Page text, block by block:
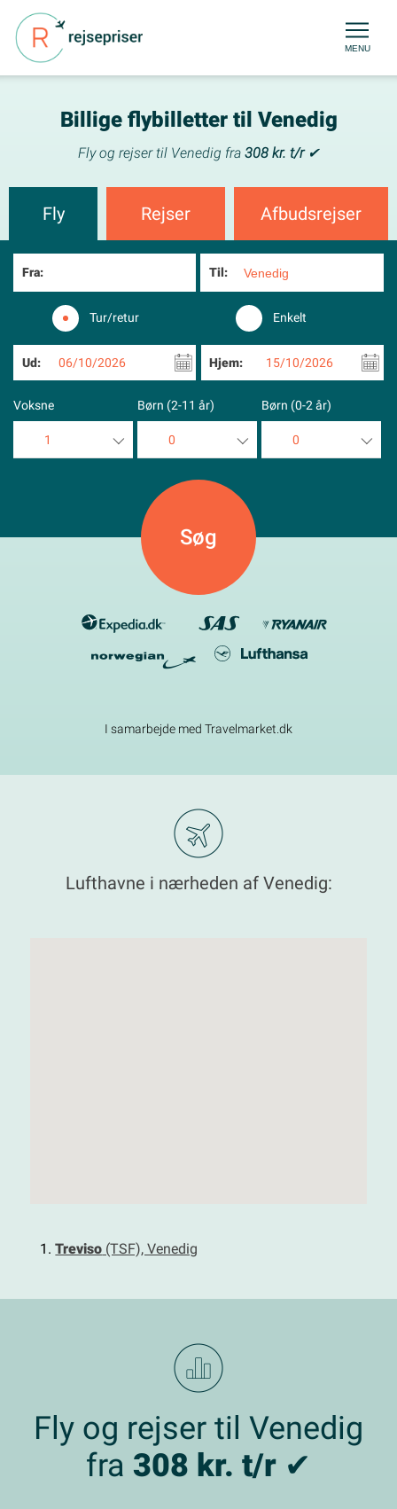
MENU
Billige flybilletter til Venedig
Fly og rejser til Venedig fra 308 kr. t/r✔
Fly Rejser Afbudsrejser
Fra: Til:
Tur/retur Enkelt
Ud: 06/10/2026 Hjem: 15/10/2026
Voksne
1
Børn (2-11 år)
0
5
Børn (0-2 år)
0
I samarbejde med Travelmarket.dk
Lufthavne i nærheden af Venedig:
Treviso (TSF), Venedig
Fly og rejser til Venedig
fra 308 kr. t/r ✔